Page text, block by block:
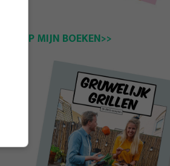
KOOP MIJN BOEKEN>>